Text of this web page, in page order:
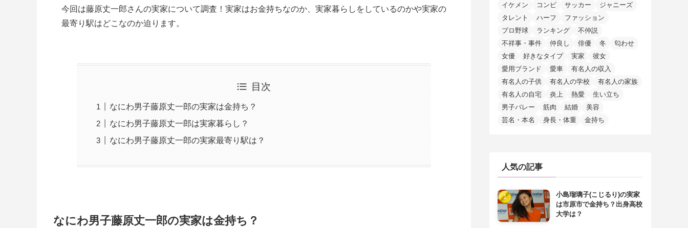
今回は藤原丈一郎さんの実家について調査！実家はお金持ちなのか、実家暮らしをしているのかや実家の
最寄り駅はどこなのか迫ります。
目次
なにわ男子藤原丈一郎の実家は金持ち？
なにわ男子藤原丈一郎は実家暮らし？
なにわ男子藤原丈一郎の実家最寄り駅は？
なにわ男子藤原丈一郎の実家は金持ち？
イケメン
コンビ サッカー
ジャニーズ
タレント
ハーフ
ファッション
プロ野球
ランキング
不仲説
不祥事・事件
仲良し 俳優 冬
匂わせ
女優
好きなタイプ 実家
彼女
愛用ブランド
愛車
有名人の収入
有名人の子供
有名人の学校
有名人の家族
有名人の自宅
炎上 熱愛
生い立ち
男子バレー
筋肉 結婚
美容
芸名・本名
身長・体重 金持ち
人気の記事
小島瑠璃子(こじるり)の実家
は市原市で金持ち？出身高校
大学は？